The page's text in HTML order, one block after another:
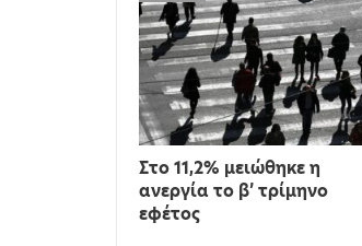
Στο 11,2% μειώθηκε η
ανεργία το β’ τρίμηνο
εφέτος